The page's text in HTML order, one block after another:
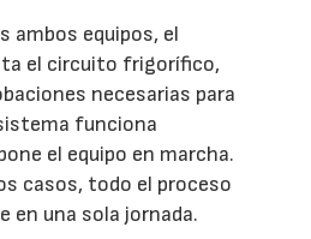
ambos equipos, el
el circuito frigorífico,
necesarias para
funciona
el equipo en marcha.
casos, todo el proceso
en una sola jornada.